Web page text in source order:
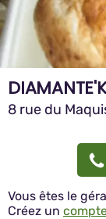
8 rue du
Vous êtes le
Créez un